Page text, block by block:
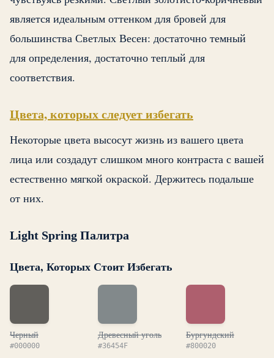
является идеальным оттенком для бровей для
большинства Светлых Весен: достаточно темный
для определения, достаточно теплый для
соответствия.
Цвета, которых следует избегать
Некоторые цвета высосут жизнь из вашего цвета
лица или создадут слишком много контраста с вашей
естественно мягкой окраской. Держитесь подальше
от них.
Light Spring Палитра
Цвета, Которых Стоит Избегать
Черный
#000000
Древесный уголь
#36454F
Бургундский
#800020